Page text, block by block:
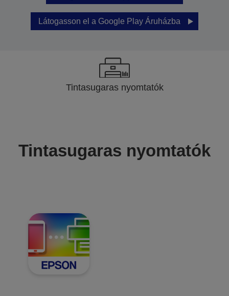
Látogasson el a Google Play Áruházba
Tintasugaras nyomtatók
Tintasugaras nyomtatók